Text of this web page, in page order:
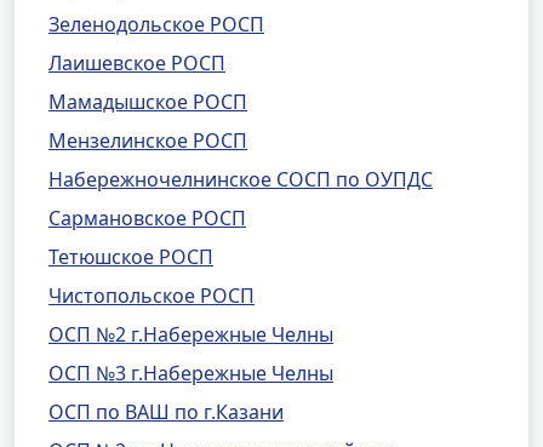
Зеленодольское РОСП
Лаишевское РОСП
Мамадышское РОСП
Мензелинское РОСП
Набережночелнинское СОСП по ОУПДС
Сармановское РОСП
Тетюшское РОСП
Чистопольское РОСП
ОСП №2 г.Набережные Челны
ОСП №3 г.Набережные Челны
ОСП по ВАШ по г.Казани